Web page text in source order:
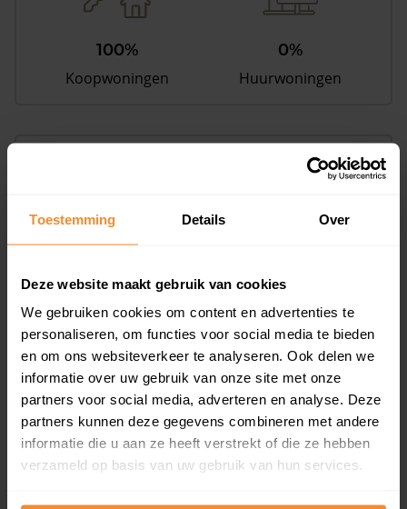
Toestemming Details Over
Deze website maakt gebruik van cookies
We gebruiken cookies om content en advertenties te
personaliseren, om functies voor social media te bieden
en om ons websiteverkeer te analyseren. Ook delen we
informatie over uw gebruik van onze site met onze
partners voor social media, adverteren en analyse. Deze
partners kunnen deze gegevens combineren met andere
informatie die u aan ze heeft verstrekt of die ze hebben
verzameld op basis van uw gebruik van hun services.
100%
Koopwoningen
0%
Huurwoningen
79%
Bouwjaar